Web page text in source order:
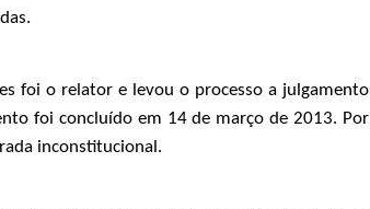
foi o relator e levou o processo a julgamento
foi concluído em 14 de março de 2013. Por
inconstitucional.